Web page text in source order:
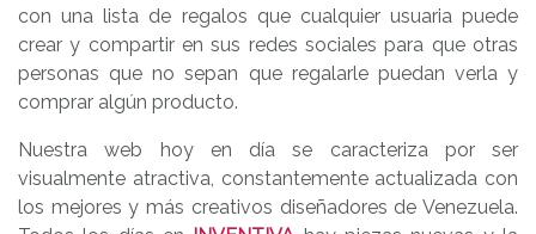
con una lista de regalos que cualquier usuaria puede
crear y compartir en sus redes sociales para que otras
personas que no sepan que regalarle puedan verla y
comprar algún producto.
Nuestra web hoy en día se caracteriza por ser
visualmente atractiva, constantemente actualizada con
los mejores y más creativos diseñadores de Venezuela.